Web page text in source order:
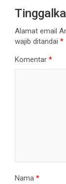
Alamat email
wajib ditandai *
Komentar *
Nama *